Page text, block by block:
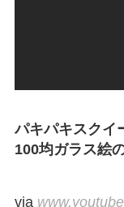
パキパキスクイ
100均ガラス絵
via